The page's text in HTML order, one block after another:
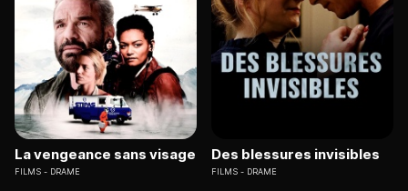
La vengeance sans visage
FILMS DRAME
Des blessures invisibles
FILMS DRAME